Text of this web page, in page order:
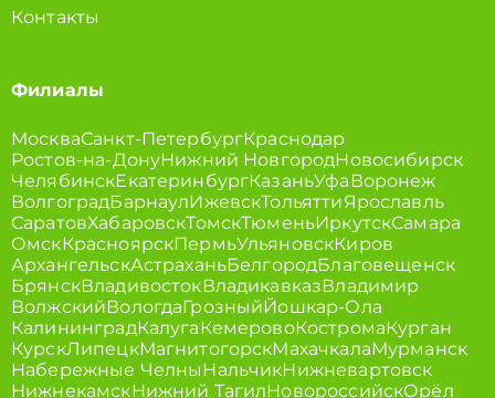
Контакты
Филиалы
МоскваСанкт-ПетербургКраснодар
Ростов-на-ДонуНижний НовгородНовосибирск
ЧелябинскЕкатеринбургКазаньУфаВоронеж
ВолгоградБарнаулИжевскТольяттиЯрославль
СаратовХабаровскТомскТюменьИркутскСамара
ОмскКрасноярскПермьУльяновскКиров
АрхангельскАстраханьБелгородБлаговещенск
БрянскВладивостокВладикавказВладимир
ВолжскийВологдаГрозныйЙошкар-Ола
КалининградКалугаКемеровоКостромаКурган
КурскЛипецкМагнитогорскМахачкалаМурманск
Набережные ЧелныНальчикНижневартовск
НижнекамскНижний ТагилНовороссийскОрёл